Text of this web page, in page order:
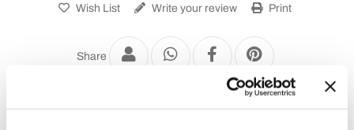
Wish List Write your review Print
Share